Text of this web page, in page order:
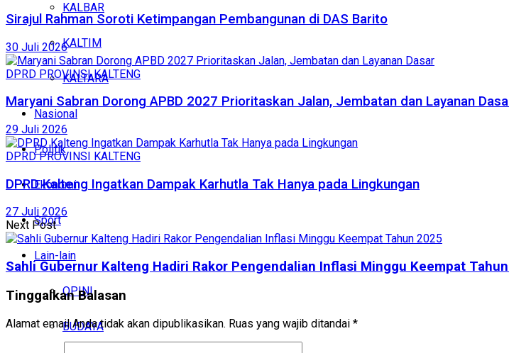
KALBAR
KALTIM
KALTARA
Nasional
Politik
Ekonomi
Sport
Lain-lain
OPINI
BUDAYA
Sirajul Rahman Soroti Ketimpangan Pembangunan di DAS Barito
30 Juli 2026
DPRD PROVINSI KALTENG
Maryani Sabran Dorong APBD 2027 Prioritaskan Jalan, Jembatan dan Layanan
29 Juli 2026
DPRD PROVINSI KALTENG
DPRD Kalteng Ingatkan Dampak Karhutla Tak Hanya pada Lingkungan
27 Juli 2026
Next Post
Sahli Gubernur Kalteng Hadiri Rakor Pengendalian Inflasi Minggu Keempat
Tinggalkan Balasan
Alamat email Anda tidak akan dipublikasikan. Ruas yang wajib ditandai *